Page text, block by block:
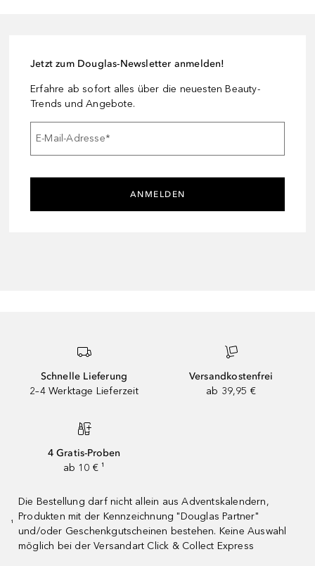
Jetzt zum Douglas-Newsletter anmelden!
Erfahre ab sofort alles über die neuesten Beauty-
Trends und Angebote.
E-Mail-Adresse*
ANMELDEN
Schnelle Lieferung
2–4 Werktage Lieferzeit
Versandkostenfrei
ab 39,95 €
4 Gratis-Proben
ab 10 € ¹
¹
Die Bestellung darf nicht allein aus Adventskalendern,
Produkten mit der Kennzeichnung "Douglas Partner"
und/oder Geschenkgutscheinen bestehen. Keine Auswahl
möglich bei der Versandart Click & Collect Express